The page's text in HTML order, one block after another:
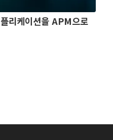
리케이션을 APM으로